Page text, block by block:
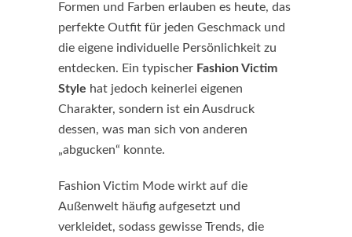
Formen und Farben erlauben es heute, das
perfekte Outfit für jeden Geschmack und
die eigene individuelle Persönlichkeit zu
entdecken. Ein typischer Fashion Victim
Style hat jedoch keinerlei eigenen
Charakter, sondern ist ein Ausdruck
dessen, was man sich von anderen
„abgucken“ konnte.
Fashion Victim Mode wirkt auf die
Außenwelt häufig aufgesetzt und
verkleidet, sodass gewisse Trends, die